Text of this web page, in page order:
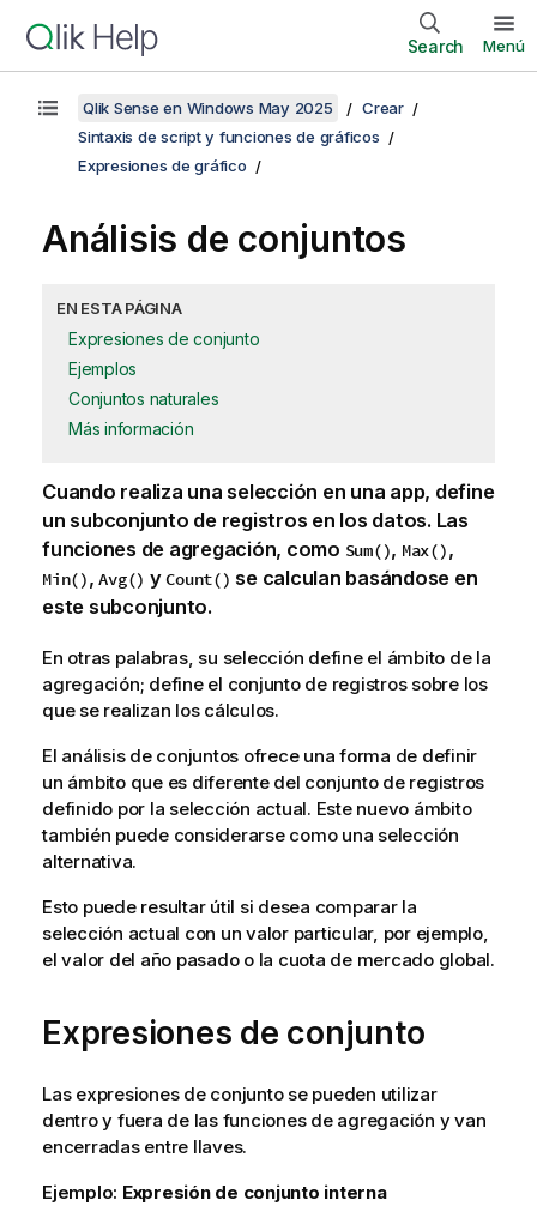
Search Menú
Qlik Sense en Windows May 2025
Crear
Sintaxis de script y funciones de gráficos
Expresiones de gráfico
Análisis de conjuntos
EN ESTA PÁGINA
Expresiones de conjunto
Ejemplos
Conjuntos naturales
Más información
Cuando realiza una selección en una app, define
un subconjunto de registros en los datos. Las
funciones de agregación, como Sum(), Max(),
Min(),Avg() yCount() se calculan basándose en
este subconjunto.
En otras palabras, su selección define el ámbito de la
agregación; define el conjunto de registros sobre los
que se realizan los cálculos.
El análisis de conjuntos ofrece una forma de definir
un ámbito que es diferente del conjunto de registros
definido por la selección actual. Este nuevo ámbito
también puede considerarse como una selección
alternativa.
Esto puede resultar útil si desea comparar la
selección actual con un valor particular, por ejemplo,
el valor del año pasado o la cuota de mercado global.
Expresiones de conjunto
Las expresiones de conjunto se pueden utilizar
dentro y fuera de las funciones de agregación y van
encerradas entre llaves.
Ejemplo: Expresión de conjunto interna